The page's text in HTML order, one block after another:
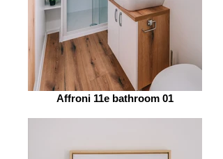
Affroni 11e bathroom 01